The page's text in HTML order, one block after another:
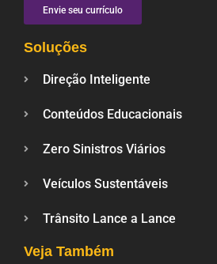
Envie seu currículo
Soluções
Direção Inteligente
Conteúdos Educacionais
Zero Sinistros Viários
Veículos Sustentáveis
Trânsito Lance a Lance
Veja Também